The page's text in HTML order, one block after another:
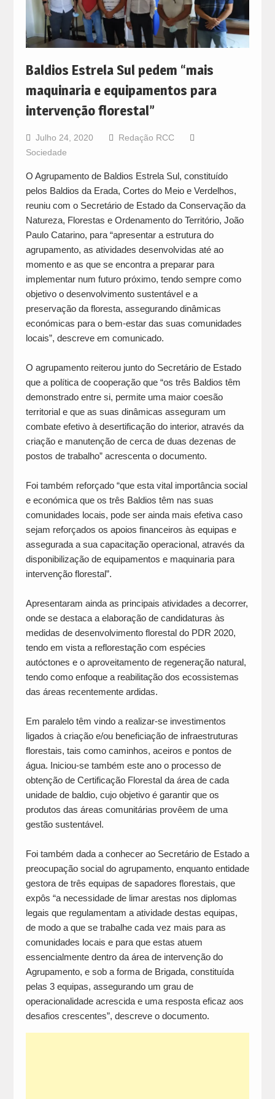
Baldios Estrela Sul pedem “mais
maquinaria e equipamentos para
intervenção florestal”
Julho 24, 2020
Redação RCC
Sociedade
O Agrupamento de Baldios Estrela Sul, constituído
pelos Baldios da Erada, Cortes do Meio e Verdelhos,
reuniu com o Secretário de Estado da Conservação da
Natureza, Florestas e Ordenamento do Território, João
Paulo Catarino, para “apresentar a estrutura do
agrupamento, as atividades desenvolvidas até ao
momento e as que se encontra a preparar para
implementar num futuro próximo, tendo sempre como
objetivo o desenvolvimento sustentável e a
preservação da floresta, assegurando dinâmicas
económicas para o bem-estar das suas comunidades
locais”, descreve em comunicado.
O agrupamento reiterou junto do Secretário de Estado
que a política de cooperação que “os três Baldios têm
demonstrado entre si, permite uma maior coesão
territorial e que as suas dinâmicas asseguram um
combate efetivo à desertificação do interior, através da
criação e manutenção de cerca de duas dezenas de
postos de trabalho” acrescenta o documento.
Foi também reforçado “que esta vital importância social
e económica que os três Baldios têm nas suas
comunidades locais, pode ser ainda mais efetiva caso
sejam reforçados os apoios financeiros às equipas e
assegurada a sua capacitação operacional, através da
disponibilização de equipamentos e maquinaria para
intervenção florestal”.
Apresentaram ainda as principais atividades a decorrer,
onde se destaca a elaboração de candidaturas às
medidas de desenvolvimento florestal do PDR 2020,
tendo em vista a reflorestação com espécies
autóctones e o aproveitamento de regeneração natural,
tendo como enfoque a reabilitação dos ecossistemas
das áreas recentemente ardidas.
Em paralelo têm vindo a realizar-se investimentos
ligados à criação e/ou beneficiação de infraestruturas
florestais, tais como caminhos, aceiros e pontos de
água. Iniciou-se também este ano o processo de
obtenção de Certificação Florestal da área de cada
unidade de baldio, cujo objetivo é garantir que os
produtos das áreas comunitárias provêem de uma
gestão sustentável.
Foi também dada a conhecer ao Secretário de Estado a
preocupação social do agrupamento, enquanto entidade
gestora de três equipas de sapadores florestais, que
expôs “a necessidade de limar arestas nos diplomas
legais que regulamentam a atividade destas equipas,
de modo a que se trabalhe cada vez mais para as
comunidades locais e para que estas atuem
essencialmente dentro da área de intervenção do
Agrupamento, e sob a forma de Brigada, constituída
pelas 3 equipas, assegurando um grau de
operacionalidade acrescida e uma resposta eficaz aos
desafios crescentes”, descreve o documento.